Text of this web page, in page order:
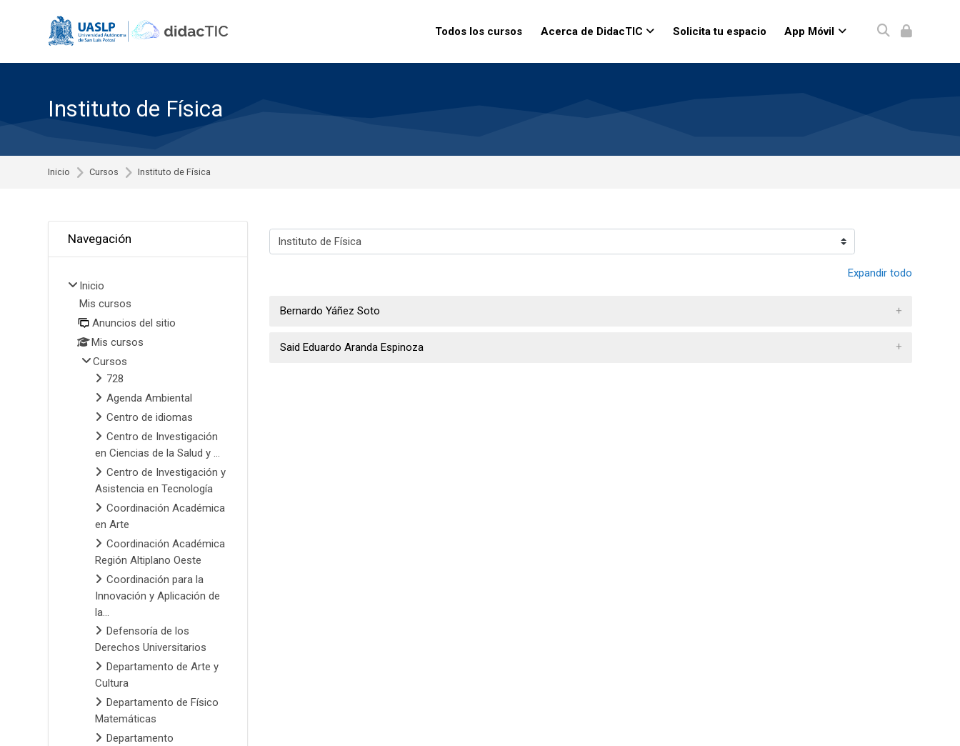
Todos los cursos
Acerca de DidacTIC Solicita tu espacio App Móvil
Instituto de Física
Inicio Cursos Instituto de Física
Categorías
Expandir todo
Bernardo Yáñez Soto
Said Eduardo Aranda Espinoza
Navegación
Inicio
Mis cursos
Anuncios del sitio
Mis cursos
Cursos
728
Agenda Ambiental
Centro de idiomas
Centro de Investigación
en Ciencias de la Salud y ...
Centro de Investigación y
Asistencia en Tecnología
Coordinación Académica
en Arte
Coordinación Académica
Región Altiplano Oeste
Coordinación para la
Innovación y Aplicación de
la...
Defensoría de los
Derechos Universitarios
Departamento de Arte y
Cultura
Departamento de Físico
Matemáticas
Departamento